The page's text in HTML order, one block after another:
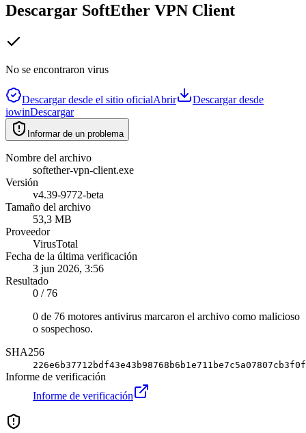
Descargar SoftEther VPN Client
No se encontraron virus
Descargar desde el sitio oficialAbrir
Descargar desde
iowinDescargar
Informar de un problema
Nombre del archivo
softether-vpn-client.exe
Versión
v4.39-9772-beta
Tamaño del archivo
53,3 MB
Proveedor
VirusTotal
Fecha de la última verificación
3 jun 2026, 3:56
Resultado
0 / 76
0 de 76 motores antivirus marcaron el archivo como malicioso
o sospechoso.
SHA256
Informe de verificación
Informe de verificación